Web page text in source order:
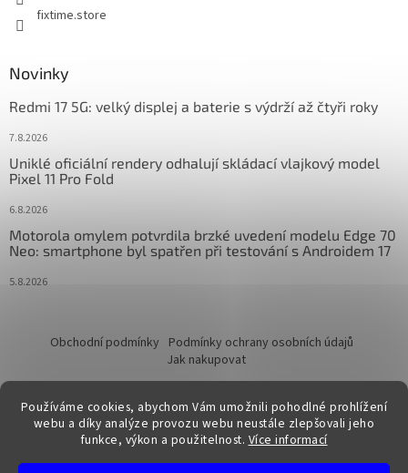
Používáme cookies, abychom Vám umožnili pohodlné prohlížení
webu a díky analýze provozu webu neustále zlepšovali jeho
funkce, výkon a použitelnost. Více informací
fixtime.store
Novinky
Redmi 17 5G: velký displej a baterie s výdrží až čtyři roky
7.8.2026
Uniklé oficiální rendery odhalují skládací vlajkový model
Pixel 11 Pro Fold
6.8.2026
Motorola omylem potvrdila brzké uvedení modelu Edge 70
Neo: smartphone byl spatřen při testování s Androidem 17
5.8.2026
Obchodní podmínky Podmínky ochrany osobních údajů
Jak nakupovat
Vytvořil Shoptet